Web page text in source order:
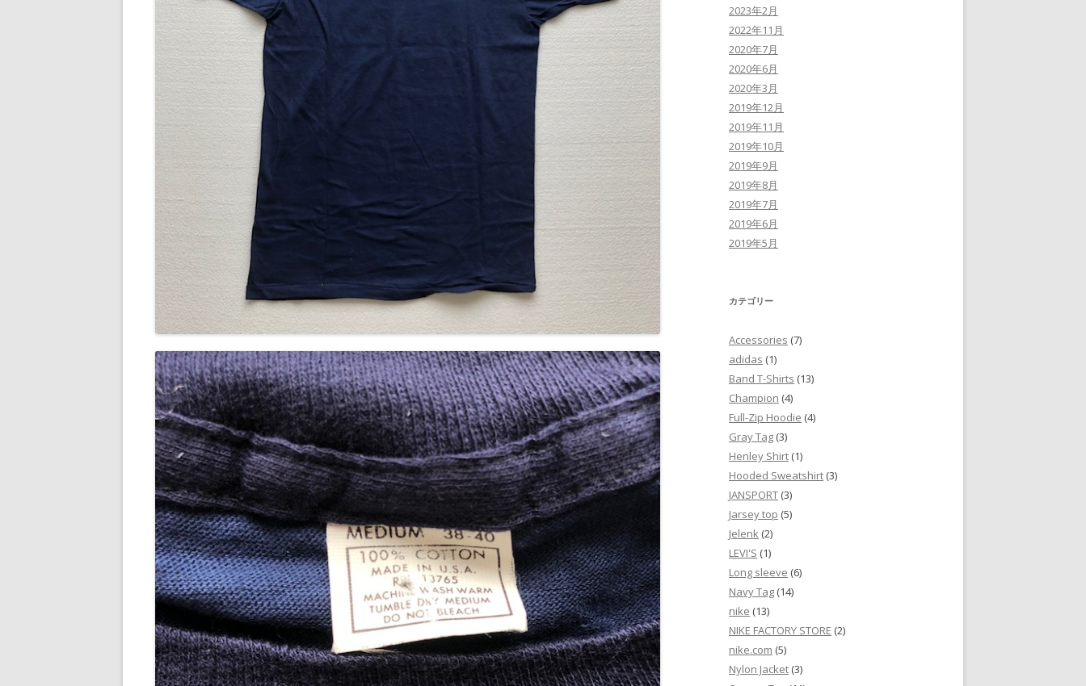
2023年2月
2022年11月
2020年7月
2020年6月
2020年3月
2019年12月
2019年11月
2019年10月
2019年9月
2019年8月
2019年7月
2019年6月
2019年5月
カテゴリー
Accessories (7)
adidas (1)
Band T-Shirts (13)
Champion (4)
Full-Zip Hoodie (4)
Gray Tag (3)
Henley Shirt (1)
Hooded Sweatshirt (3)
JANSPORT (3)
Jarsey top (5)
Jelenk (2)
LEVI'S (1)
Long sleeve (6)
Navy Tag (14)
nike (13)
NIKE FACTORY STORE (2)
nike.com (5)
Nylon Jacket (3)